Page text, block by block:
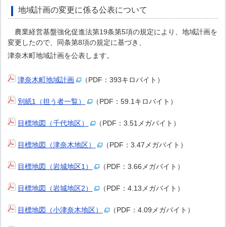
地域計画の変更に係る公表について
農業経営基盤強化促進法第19条第5項の規定により、地域計画を
変更したので、同条第8項の規定に基づき、
津奈木町地域計画を公表します。
津奈木町地域計画 （PDF：393キロバイト）
別紙1（担う者一覧） （PDF：59.1キロバイト）
目標地図（千代地区） （PDF：3.51メガバイト）
目標地図（津奈木地区） （PDF：3.47メガバイト）
目標地図（岩城地区1） （PDF：3.66メガバイト）
目標地図（岩城地区2） （PDF：4.13メガバイト）
目標地図（小津奈木地区） （PDF：4.09メガバイト）